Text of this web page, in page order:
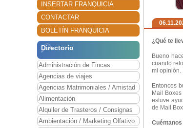
INSERTAR FRANQUICIA
CONTACTAR
BOLETÍN FRANQUICIA
Directorio
Administración de Fincas
Agencias de viajes
Agencias Matrimoniales / Amistad
Alimentación
Alquiler de Trasteros / Consignas
Ambientación / Marketing Olfativo
¿Qué te
Bueno
cuando
mi opinión.
Entonces
Mail
estuve
de Mail